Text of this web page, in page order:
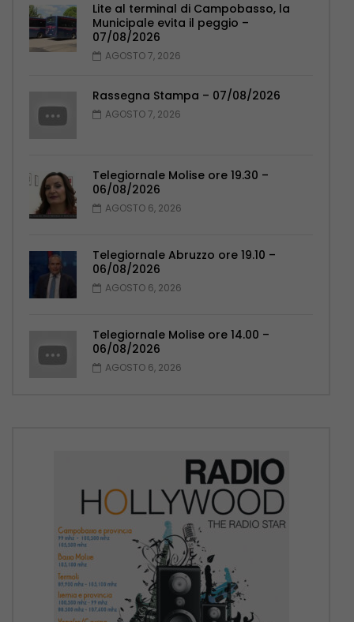
Lite al terminal di Campobasso, la
Municipale evita il peggio –
07/08/2026
AGOSTO 7, 2026
Rassegna Stampa – 07/08/2026
AGOSTO 7, 2026
Telegiornale Molise ore 19.30 –
06/08/2026
AGOSTO 6, 2026
Telegiornale Abruzzo ore 19.10 –
06/08/2026
AGOSTO 6, 2026
Telegiornale Molise ore 14.00 –
06/08/2026
AGOSTO 6, 2026